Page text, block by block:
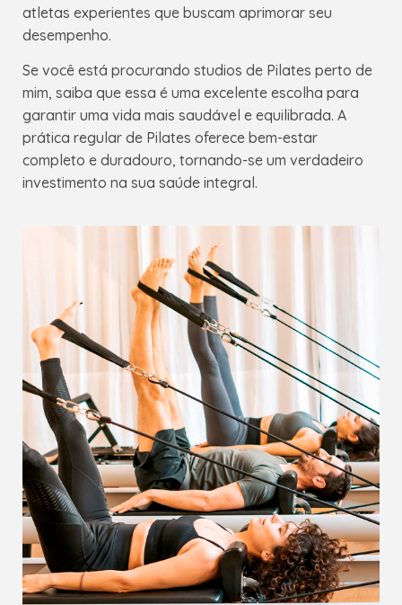
atletas experientes que buscam aprimorar seu
desempenho.
Se você está procurando studios de Pilates perto de
mim, saiba que essa é uma excelente escolha para
garantir uma vida mais saudável e equilibrada. A
prática regular de Pilates oferece bem-estar
completo e duradouro, tornando-se um verdadeiro
investimento na sua saúde integral.